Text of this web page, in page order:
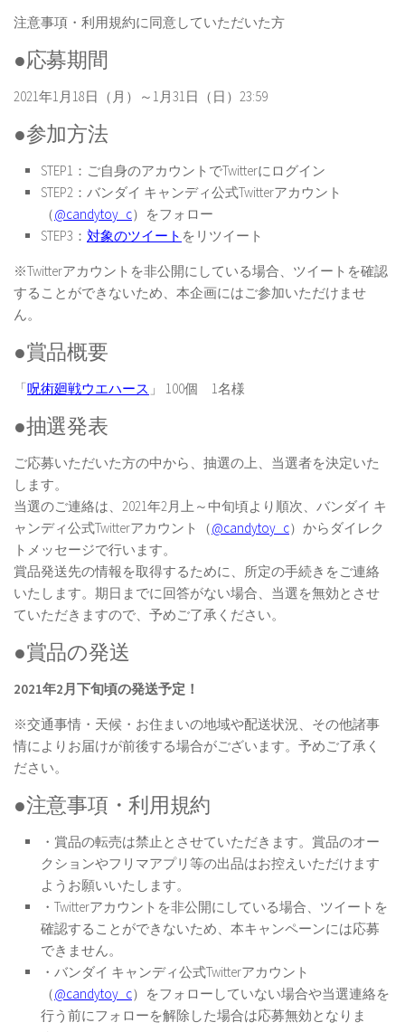
注意事項・利用規約に同意していただいた方
●応募期間
2021年1月18日（月）～1月31日（日）23:59
●参加方法
STEP1：ご自身のアカウントでTwitterにログイン
STEP2：バンダイ キャンディ公式Twitterアカウント
（@candytoy_c）をフォロー
STEP3： 対象のツイート をリツイート
※Twitterアカウントを非公開にしている場合、ツイートを確認
することができないため、本企画にはご参加いただけませ
ん。
●賞品概要
「呪術廻戦ウエハース 」 100個 1名様
●抽選発表
ご応募いただいた方の中から、抽選の上、当選者を決定いた
します。
当選のご連絡は、2021年2月上～中旬頃より順次、バンダイ キ
ャンディ公式Twitterアカウント（@candytoy_c）からダイレク
トメッセージで行います。
賞品発送先の情報を取得するために、所定の手続きをご連絡
いたします。期日までに回答がない場合、当選を無効とさせ
ていただきますので、予めご了承ください。
●賞品の発送
2021年2月下旬頃の発送予定！
※交通事情・天候・お住まいの地域や配送状況、その他諸事
情によりお届けが前後する場合がございます。予めご了承く
ださい。
●注意事項・利用規約
・賞品の転売は禁止とさせていただきます。賞品のオー
クションやフリマアプリ等の出品はお控えいただけます
ようお願いいたします。
・Twitterアカウントを非公開にしている場合、ツイートを
確認することができないため、本キャンペーンには応募
できません。
・バンダイ キャンディ公式Twitterアカウント
（@candytoy_c）をフォローしていない場合や当選連絡を
行う前にフォローを解除した場合は応募無効となりま